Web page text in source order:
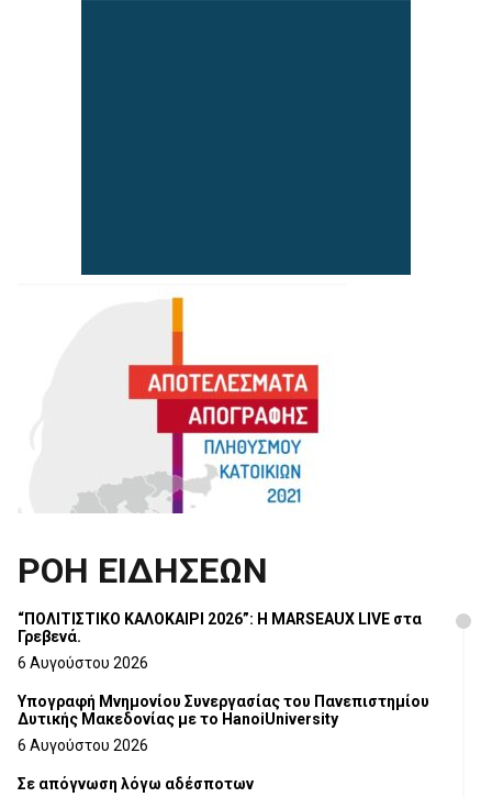
ΡΟΗ ΕΙΔΗΣΕΩΝ
“ΠΟΛΙΤΙΣΤΙΚΟ ΚΑΛΟΚΑΙΡΙ 2026”: Η MARSEAUX LIVE στα
Γρεβενά.
6 Αυγούστου 2026
Υπογραφή Μνημονίου Συνεργασίας του Πανεπιστημίου
Δυτικής Μακεδονίας με το HanoiUniversity
6 Αυγούστου 2026
Σε απόγνωση λόγω αδέσποτων